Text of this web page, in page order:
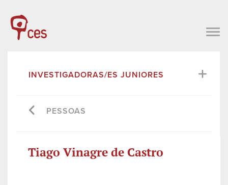
INVESTIGADORAS/ES JUNIORES
PESSOAS
Tiago Vinagre de Castro